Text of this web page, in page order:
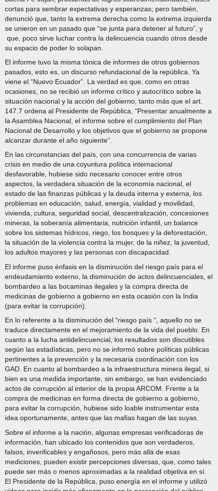
cortas para sembrar expectativas y esperanzas; pero también,
denunció que, tanto la extrema derecha como la extrema izquierda
se unieron en un pasado que “se junta para detener al futuro”, y
que, poco sirve luchar contra la delincuencia cuando otros desde
su espacio de poder lo solapan.
El informe tuvo la misma tónica de informes de otros gobiernos
pasados, esto es, un discurso refundacional de la república. Ya
viene el “Nuevo Ecuador”. La verdad es que, como en otras
ocasiones, no se recibió un informe crítico y autocrítico sobre la
situación nacional y la acción del gobierno, tanto más que el art.
147.7 ordena al Presidente de República, “Presentar anualmente a
la Asamblea Nacional, el informe sobre el cumplimiento del Plan
Nacional de Desarrollo y los objetivos que el gobierno se propone
alcanzar durante el año siguiente”.
En las circunstancias del país, con una concurrencia de varias
crisis en medio de una coyuntura política internacional
desfavorable, hubiese sido necesario conocer entre otros
aspectos, la verdadera situación de la economía nacional, el
estado de las finanzas públicas y la deuda interna y externa, los
problemas en educación, salud, energía, vialidad y movilidad,
vivienda, cultura, seguridad social, descentralización, concesiones
mineras, la soberanía alimentaria, nutrición infantil, un balance
sobre los sistemas hídricos, riego, los bosques y la deforestación,
la situación de la violencia contra la mujer, de la niñez, la juventud,
los adultos mayores y las personas con discapacidad.
El informe puso énfasis en la disminución del riesgo país para el
endeudamiento externo, la disminución de actos delincuenciales, el
bombardeo a las bocaminas ilegales y la compra directa de
medicinas de gobierno a gobierno en esta ocasión con la India
(para evitar la corrupción).
En lo referente a la disminución del “riesgo país “, aquello no se
traduce directamente en el mejoramiento de la vida del pueblo. En
cuanto a la lucha antidelincuencial, los resultados son discutibles
según las estadísticas, pero no se informó sobre políticas públicas
pertinentes a la prevención y la necesaria coordinación con los
GAD. En cuanto al bombardeo a la infraestructura minera ilegal, si
bien es una medida importante, sin embargo, se han evidenciado
actos de corrupción al interior de la propia ARCOM. Frente a la
compra de medicinas en forma directa de gobierno a gobierno,
para evitar la corrupción, hubiese sido loable instrumentar esta
idea oportunamente, antes que las mafias hagan de las suyas.
Sobre el informe a la nación, algunas empresas verificadoras de
información, han ubicado los contenidos que son verdaderos,
falsos, inverificables y engañosos, pero más allá de esas
mediciones, pueden existir percepciones diversas, que, como tales
puede ser más o menos aproximadas a la realidad objetiva en sí.
El Presidente de la República, puso energía en el informe y utilizó